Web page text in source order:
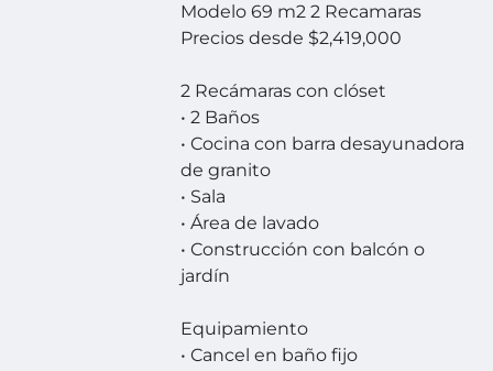
Modelo 69 m2 2 Recamaras
Precios desde $2,419,000
2 Recámaras con clóset
• 2 Baños
• Cocina con barra desayunadora
de granito
• Sala
• Área de lavado
• Construcción con balcón o
jardín
Equipamiento
• Cancel en baño fijo